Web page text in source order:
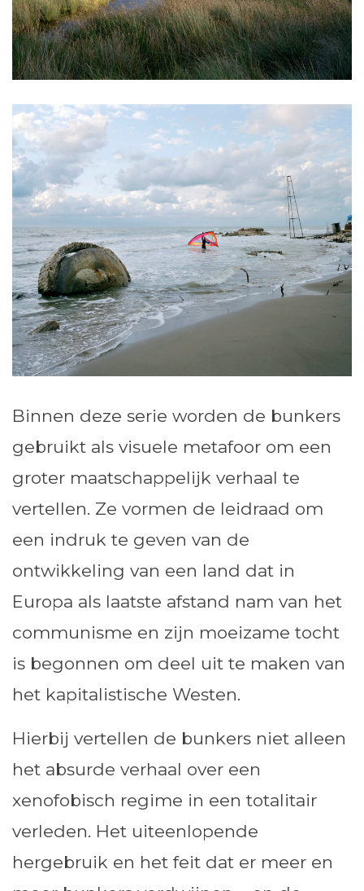
Binnen deze serie worden de bunkers
gebruikt als visuele metafoor om een
groter maatschappelijk verhaal te
vertellen. Ze vormen de leidraad om
een indruk te geven van de
ontwikkeling van een land dat in
Europa als laatste afstand nam van het
communisme en zijn moeizame tocht
is begonnen om deel uit te maken van
het kapitalistische Westen.
Hierbij vertellen de bunkers niet alleen
het absurde verhaal over een
xenofobisch regime in een totalitair
verleden. Het uiteenlopende
hergebruik en het feit dat er meer en